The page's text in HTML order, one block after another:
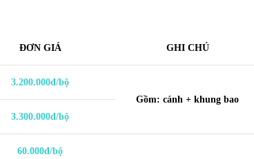
ĐƠN GIÁ GHI CHÚ
3.200.000đ/bộ
Gồm: cánh + khung bao
3.300.000đ/bộ
60.000đ/bộ